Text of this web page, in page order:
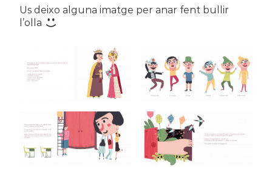
Us deixo alguna imatge per anar fent bullir
l’olla